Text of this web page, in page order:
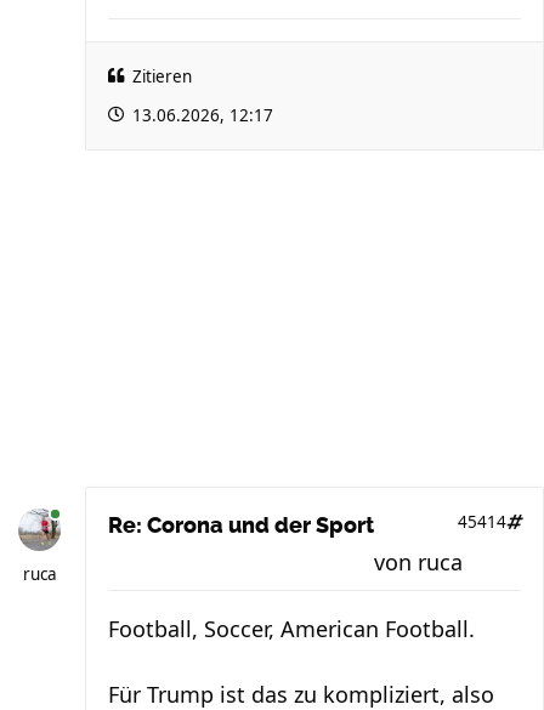
Zitieren
13.06.2026, 12:17
ruca
Re: Corona und der Sport 45414
von ruca
Football, Soccer, American Football.
Für Trump ist das zu kompliziert, also